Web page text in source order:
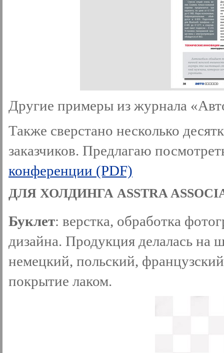
Другие примеры из журнала
Также сверстано несколько
заказчиков. Предлагаю
конференции (PDF)
ДЛЯ ХОЛДИНГА ASSTRA
Буклет: верстка, обработка
дизайна. Продукция делалась на
немецкий, польский,
покрытие лаком.